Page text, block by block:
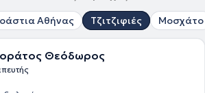
Αθήνας Τζιτζιφιές Μοσχάτο
Θεόδωρος